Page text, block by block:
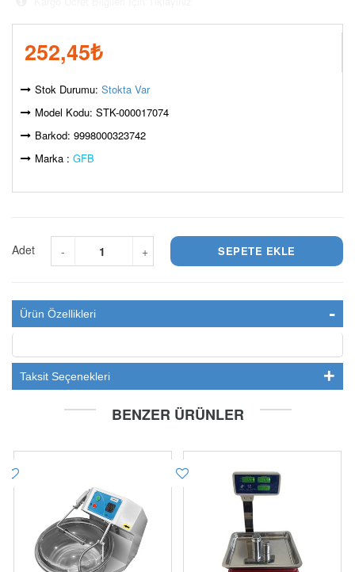
252,45₺
Stok Durumu: Stokta Var
Model Kodu: STK-000017074
Barkod: 9998000323742
Marka : GFB
Adet +
-
Ürün Özellikleri
Taksit Seçenekleri
BENZER ÜRÜNLER